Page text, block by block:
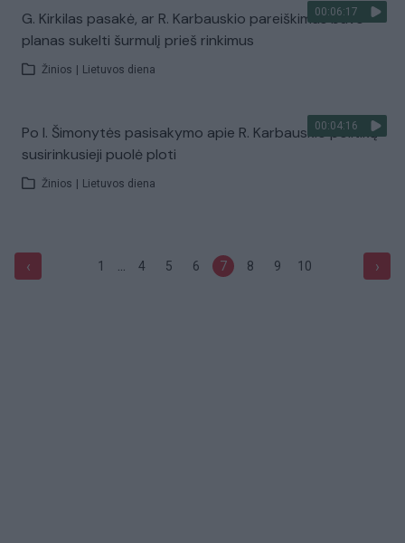
00:06:17
G. Kirkilas pasakė, ar R. Karbauskio pareiškimas buvo
planas sukelti šurmulį prieš rinkimus
Žinios Lietuvos diena
00:04:16
Po I. Šimonytės pasisakymo apie R. Karbauskio politiką
susirinkusieji puolė ploti
Žinios Lietuvos diena
‹ 1 ... 4 5 6 7 8 9 10 ›